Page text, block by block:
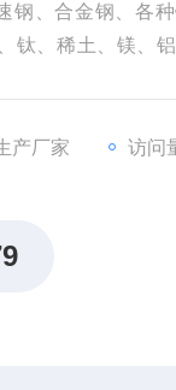
钢、合金钢、各
钛、稀土、镁、
产厂家 访问